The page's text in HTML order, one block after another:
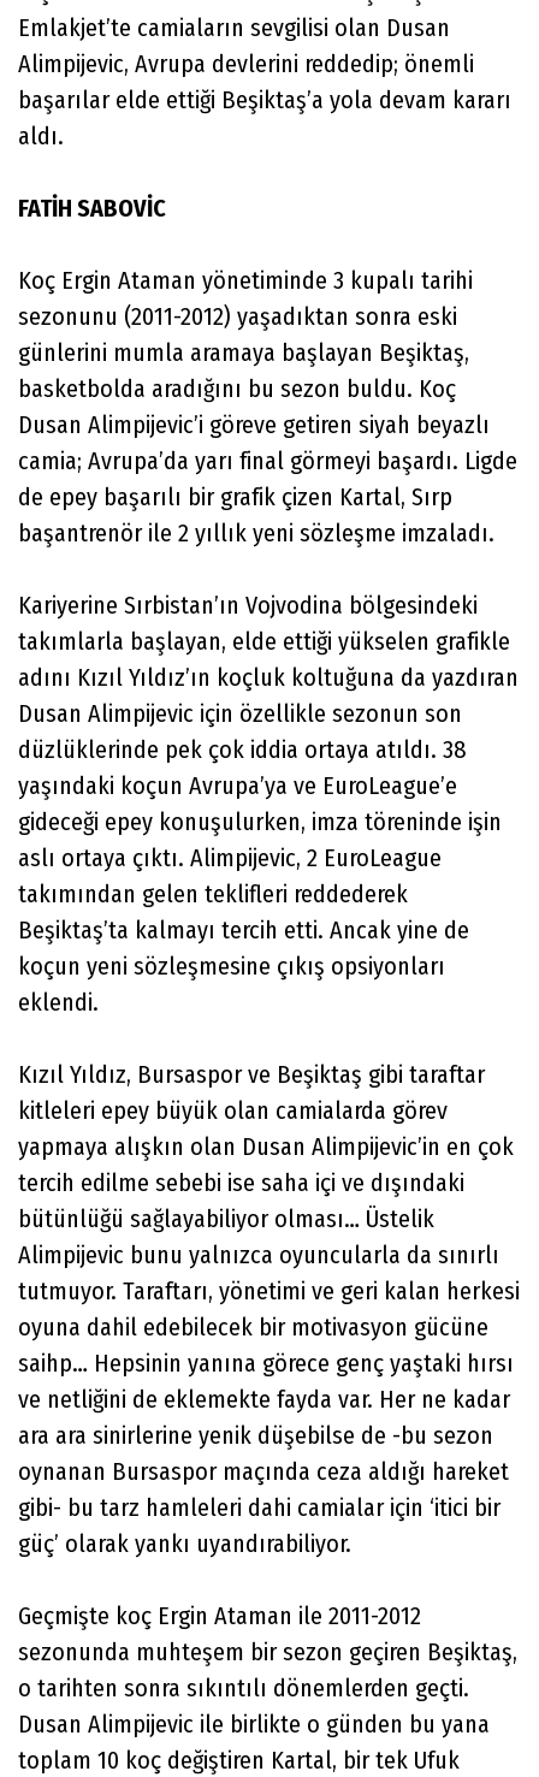
Emlakjet’te camiaların sevgilisi olan Dusan
Alimpijevic, Avrupa devlerini reddedip; önemli
başarılar elde ettiği Beşiktaş’a yola devam kararı
aldı.
FATİH SABOVİC
Koç Ergin Ataman yönetiminde 3 kupalı tarihi
sezonunu (2011-2012) yaşadıktan sonra eski
günlerini mumla aramaya başlayan Beşiktaş,
basketbolda aradığını bu sezon buldu. Koç
Dusan Alimpijevic’i göreve getiren siyah beyazlı
camia; Avrupa’da yarı final görmeyi başardı. Ligde
de epey başarılı bir grafik çizen Kartal, Sırp
başantrenör ile 2 yıllık yeni sözleşme imzaladı.
Kariyerine Sırbistan’ın Vojvodina bölgesindeki
takımlarla başlayan, elde ettiği yükselen grafikle
adını Kızıl Yıldız’ın koçluk koltuğuna da yazdıran
Dusan Alimpijevic için özellikle sezonun son
düzlüklerinde pek çok iddia ortaya atıldı. 38
yaşındaki koçun Avrupa’ya ve EuroLeague’e
gideceği epey konuşulurken, imza töreninde işin
aslı ortaya çıktı. Alimpijevic, 2 EuroLeague
takımından gelen teklifleri reddederek
Beşiktaş’ta kalmayı tercih etti. Ancak yine de
koçun yeni sözleşmesine çıkış opsiyonları
eklendi.
Kızıl Yıldız, Bursaspor ve Beşiktaş gibi taraftar
kitleleri epey büyük olan camialarda görev
yapmaya alışkın olan Dusan Alimpijevic’in en çok
tercih edilme sebebi ise saha içi ve dışındaki
bütünlüğü sağlayabiliyor olması… Üstelik
Alimpijevic bunu yalnızca oyuncularla da sınırlı
tutmuyor. Taraftarı, yönetimi ve geri kalan herkesi
oyuna dahil edebilecek bir motivasyon gücüne
saihp… Hepsinin yanına görece genç yaştaki hırsı
ve netliğini de eklemekte fayda var. Her ne kadar
ara ara sinirlerine yenik düşebilse de -bu sezon
oynanan Bursaspor maçında ceza aldığı hareket
gibi- bu tarz hamleleri dahi camialar için ‘itici bir
güç’ olarak yankı uyandırabiliyor.
Geçmişte koç Ergin Ataman ile 2011-2012
sezonunda muhteşem bir sezon geçiren Beşiktaş,
o tarihten sonra sıkıntılı dönemlerden geçti.
Dusan Alimpijevic ile birlikte o günden bu yana
toplam 10 koç değiştiren Kartal, bir tek Ufuk